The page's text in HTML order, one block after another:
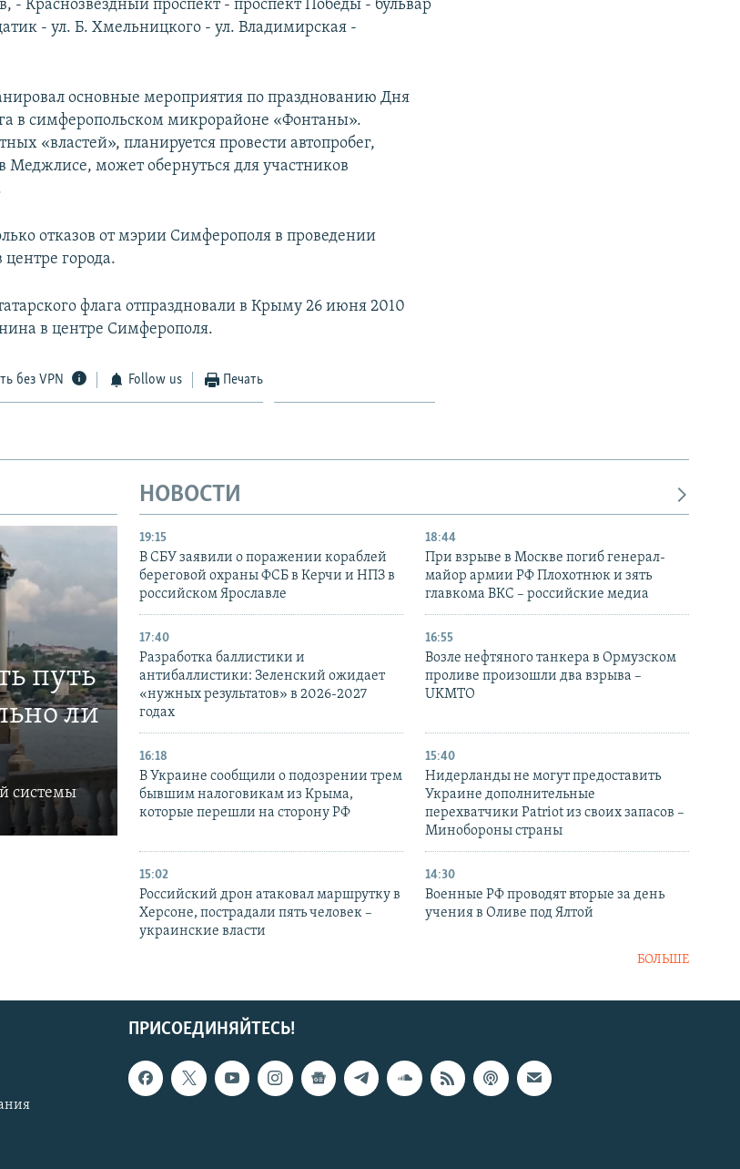
- Краснозвёздный проспект - проспект Победы - бульвар
- ул. Б. Хмельницкого - ул. Владимирская -
основные мероприятия по празднованию Дня
в симферопольском микрорайоне «Фонтаны».
«властей», планируется провести автопробег,
Меджлисе, может обернуться для участников
отказов от мэрии Симферополя в проведении
города.
флага отпраздновали в Крыму 26 июня 2010
в центре Симферополя.
без VPN Follow us Печать
путь
ли
системы
НОВОСТИ
19:15
В СБУ заявили о поражении кораблей
береговой охраны ФСБ в Керчи и НПЗ в
российском Ярославле
18:44
При взрыве в Москве погиб генерал-
майор армии РФ Плохотнюк и зять
главкома ВКС – российские медиа
17:40
Разработка баллистики и
антибаллистики: Зеленский ожидает
«нужных результатов» в 2026-2027
годах
16:55
Возле нефтяного танкера в Ормузском
проливе произошли два взрыва –
UKMTO
16:18
В Украине сообщили о подозрении трем
бывшим налоговикам из Крыма,
которые перешли на сторону РФ
15:40
Нидерланды не могут предоставить
Украине дополнительные
перехватчики Patriot из своих запасов –
Минобороны страны
15:02
Российский дрон атаковал маршрутку в
Херсоне, пострадали пять человек –
украинские власти
14:30
Военные РФ проводят вторые за день
учения в Оливе под Ялтой
БОЛЬШЕ
ПРИСОЕДИНЯЙТЕСЬ!